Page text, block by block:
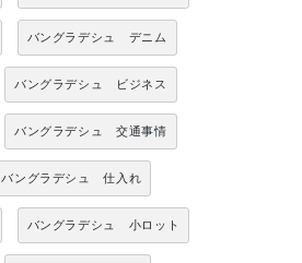
バングラデシュ デニム
バングラデシュ ビジネス
バングラデシュ 交通事情
バングラデシュ 仕入れ
バングラデシュ 小ロット